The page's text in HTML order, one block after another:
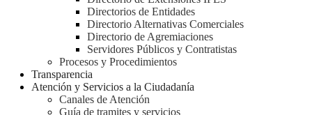
Directorios de Entidades
Directorio Alternativas Comerciales
Directorio de Agremiaciones
Servidores Públicos y Contratistas
Procesos y Procedimientos
Transparencia
Atención y Servicios a la Ciudadanía
Canales de Atención
Guía de tramites y servicios